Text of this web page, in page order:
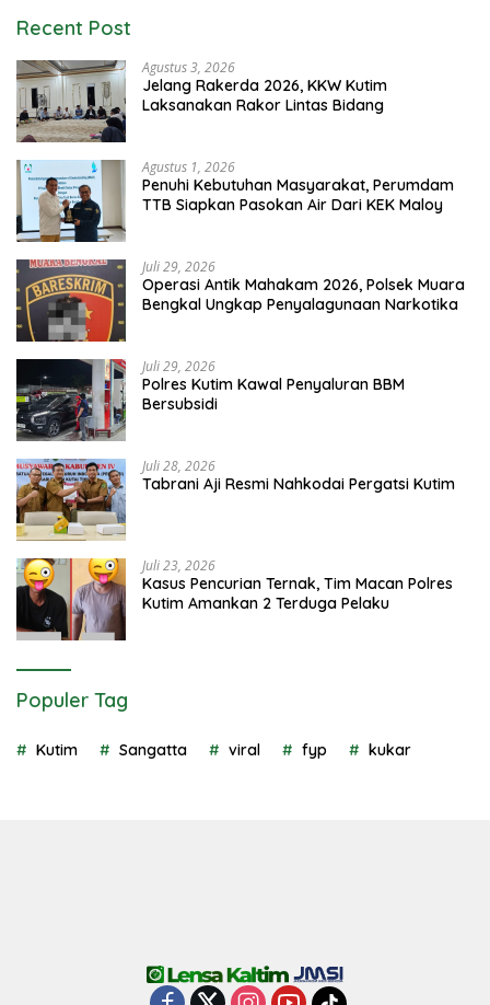
Recent Post
Agustus 3, 2026
Jelang Rakerda 2026, KKW Kutim
Laksanakan Rakor Lintas Bidang
Agustus 1, 2026
Penuhi Kebutuhan Masyarakat, Perumdam
TTB Siapkan Pasokan Air Dari KEK Maloy
Juli 29, 2026
Operasi Antik Mahakam 2026, Polsek Muara
Bengkal Ungkap Penyalagunaan Narkotika
Juli 29, 2026
Polres Kutim Kawal Penyaluran BBM
Bersubsidi
Juli 28, 2026
Tabrani Aji Resmi Nahkodai Pergatsi Kutim
Juli 23, 2026
Kasus Pencurian Ternak, Tim Macan Polres
Kutim Amankan 2 Terduga Pelaku
Populer Tag
Kutim Sangatta viral fyp kukar